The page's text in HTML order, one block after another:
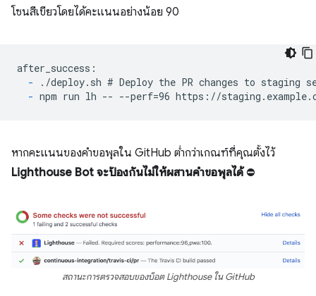
โซนสีเขียวโดยได้คะแนนอย่างน้อย 90
after_success:
-
./deploy.sh # Deploy the PR changes to staging
- npm run lh -- --perf=96 https://
หากคะแนนของคำขอพุลใน GitHub ต่ำกว่าเกณฑ์ที่คุณตั้งไว้
Lighthouse Bot จะป้องกันไม่ให้ผสานคำขอพุลได้⛔
สถานะการตรวจสอบของบ็อต Lighthouse ใน GitHub